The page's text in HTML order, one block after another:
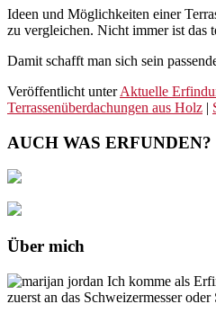
Ideen und Möglichkeiten einer
zu vergleichen. Nicht immer ist das
Damit schafft man sich sein
Veröffentlicht unter Aktuelle
Terrassenüberdachungen aus Holz |
AUCH WAS ERFUNDEN?
Über mich
Ich komme als
zuerst an das Schweizermesser